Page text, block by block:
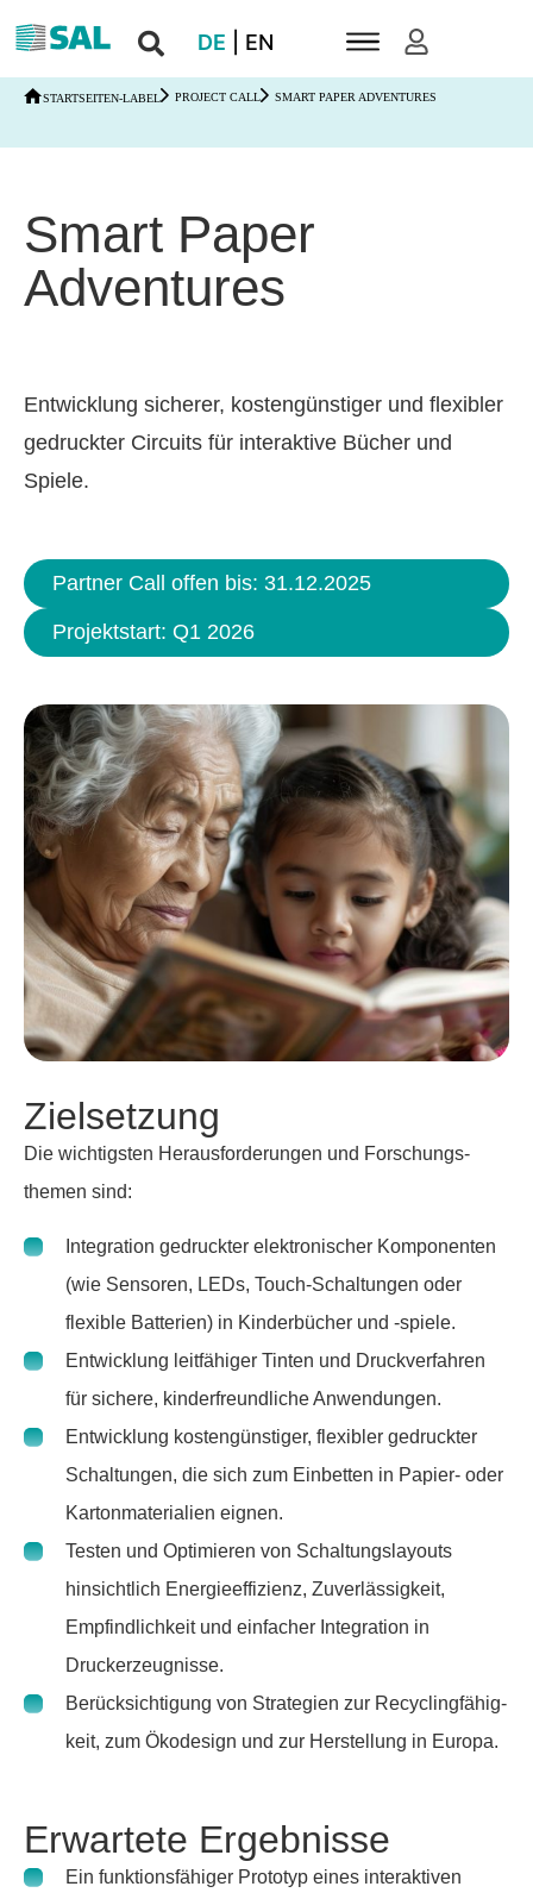
DE EN
STARTSEITEN-LABEL PROJECT CALL SMART PAPER ADVENTURES
Smart Paper
Adventures
Entwick­lung sicherer, kosten­güns­tiger und flexi­bler
gedruckter Circuits für inter­ak­tive Bücher und
Spiele.
Partner Call offen bis: 31.12.2025
Projekt­start: Q1 2026
Ziel­set­zung
Die wich­tigsten Heraus­for­de­rungen und Forschungs­
themen sind:
Inte­gra­tion gedruckter elek­tro­ni­scher Kompo­nenten
(wie Sensoren, LEDs, Touch-Schal­tungen oder
flexible Batte­rien) in Kinder­bü­cher und -spiele.
Entwick­lung leit­fä­higer Tinten und Druck­ver­fahren
für sichere, kinder­freund­liche Anwen­dungen.
Entwick­lung kosten­güns­tiger, flexi­bler gedruckter
Schal­tungen, die sich zum Einbetten in Papier- oder
Karton­ma­te­ria­lien eignen.
Testen und Opti­mieren von Schal­tungs­lay­outs
hinsicht­lich Ener­gie­ef­fi­zienz, Zuver­läs­sig­keit,
Empfind­lich­keit und einfa­cher Inte­gra­tion in
Druckerzeug­nisse.
Berück­sich­ti­gung von Stra­te­gien zur Recy­cling­fä­hig­
keit, zum Ökode­sign und zur Herstel­lung in Europa.
Erwartete Ergebnisse
Ein funk­ti­ons­fä­higer Prototyp eines inter­ak­tiven